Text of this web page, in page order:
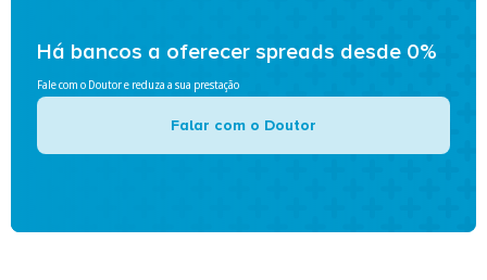
Há bancos a oferecer spreads desde 0%
Fale com o Doutor e reduza a sua prestação
Falar com o Doutor